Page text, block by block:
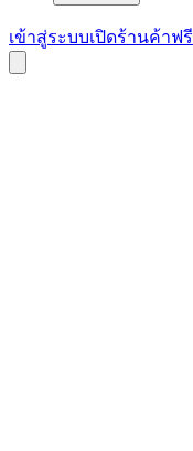
เข้าสู่ระบบเปิดร้านค้าฟรี